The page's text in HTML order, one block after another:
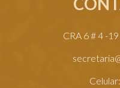
CRA 6 # 4 -